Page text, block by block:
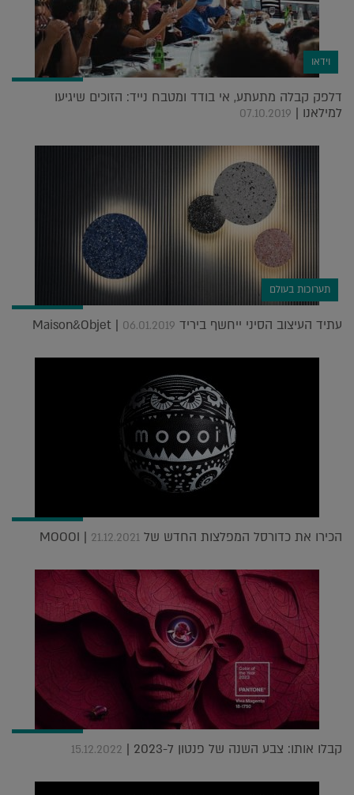
וידאו
דלפק קבלה מתעתע, אי בודד ומטבח נייד: הזוכים שיגיעו
למילאנו | 07.10.2019
תערוכות בעולם
עתיד העיצוב הסיני ייחשף ביריד Maison&Objet | 06.01.2019
הכירו את כדורסל המפלצות החדש של MOOOI | 21.12.2021
קבלו אותו: צבע השנה של פנטון ל-2023 | 15.12.2022